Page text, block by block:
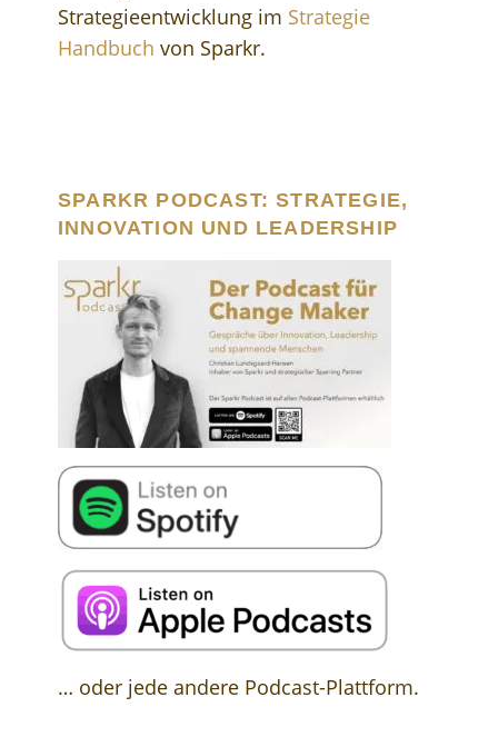
Strategieentwicklung im Strategie
Handbuch von Sparkr.
SPARKR PODCAST: STRATEGIE,
INNOVATION UND LEADERSHIP
… oder jede andere Podcast-Plattform.